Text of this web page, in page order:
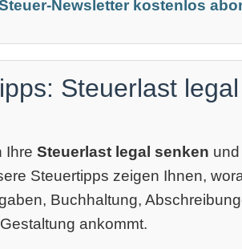
Newsletter kostenlos
Steuerlast
Ihre Steuerlast legal senken
Steuertipps zeigen Ihnen,
Buchhaltung,
ankommt.